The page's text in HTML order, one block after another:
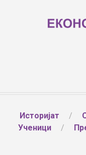
Историјат
Ученици